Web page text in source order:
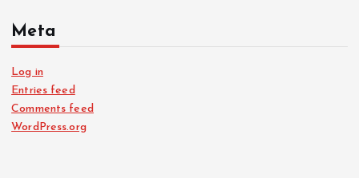
Meta
Log in
Entries feed
Comments feed
WordPress.org